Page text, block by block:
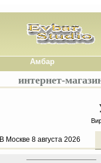
Амбар
интернет-
В Москве 8 августа 2026